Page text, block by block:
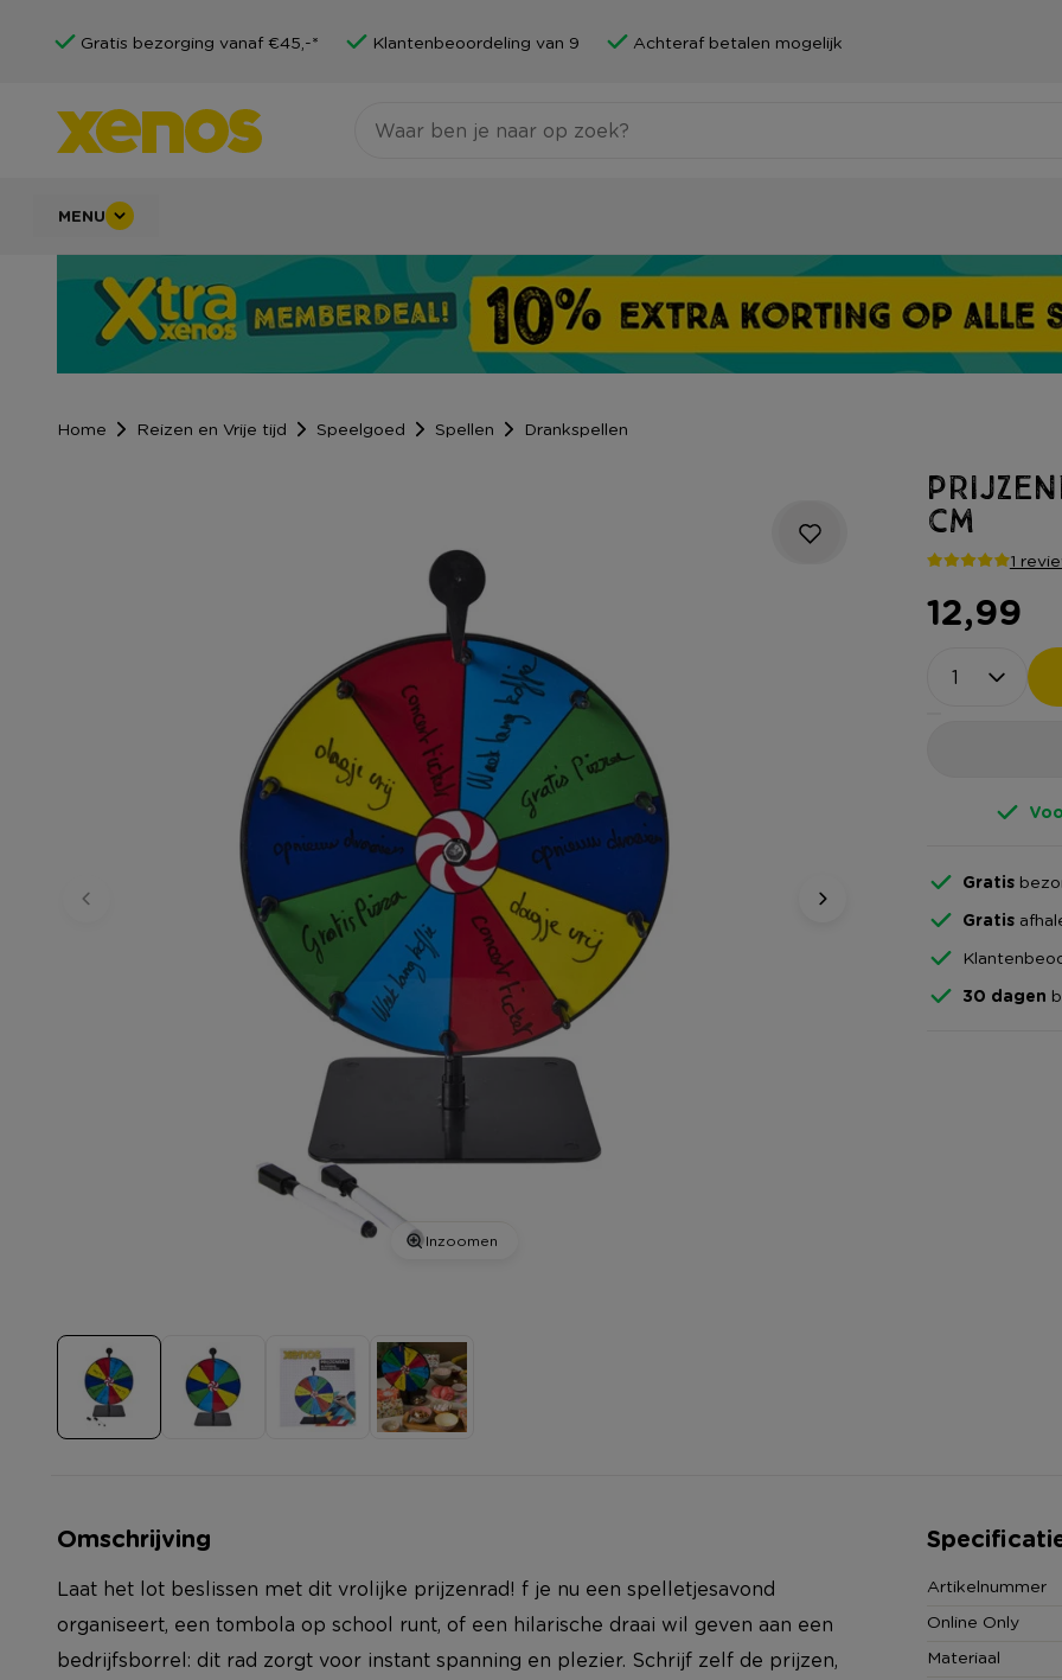
Gratis bezorging vanaf €45,-* Klantenbeoordeling van 9 Achteraf betalen mogelijk
MENU
Home Reizen en Vrije tijd Speelgoed Spellen Drankspellen
Inzoomen
cm
1
12,99
Gratis
Gratis
30 dagen
Omschrijving
Laat het lot beslissen met dit vrolijke prijzenrad! f je nu een spelletjesavond
organiseert, een tombola op school runt, of een hilarische draai wil geven aan een
bedrijfsborrel: dit rad zorgt voor instant spanning en plezier. Schrijf zelf de prijzen,
Artikelnummer
Online Only
Materiaal